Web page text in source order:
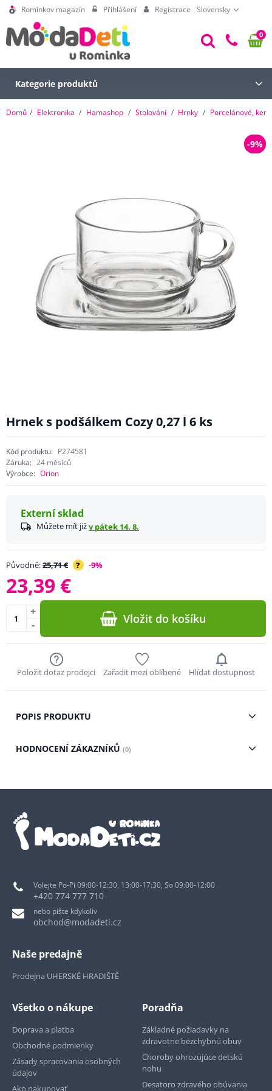
Rominkov magazín Přihlášení Registrace Slovensky
0
Kategorie produktů
Domů Elektronika Hamashop Stolování Hrnky Porcelánové,
-9%
Hrnek s podšálkem Cozy 0,27 l 6 ks
Kód produktu: P274581
Záruka: 24 měsíců
Výrobce: Orion
Externí sklad
Můžete mít jižv pátek 14. 8.
Původně:25,71 € ? -9%
23,39 €
-
+ Vložit do košíku
Položit dotaz prodejci Zařadit mezi oblíbené Hlídat dostupnost
POPIS PRODUKTU
HODNOCENÍ ZÁKAZNÍKŮ (0)
Volejte Po-Pi 09:00-12:30, 13:00-17:30, So 09:00-12:00
+420 774 777 710
nebo pište kdykoliv
obchod@modadeti.cz
Naše predajně
Prodejna UHERSKÉ HRADIŠTĚ
Všetko o nákupe
Doprava a platba
Obchodné podmienky
Zásady spracovania osobných
údajov
Ako nakupovať
Poradňa
Základné požiadavky na
zdravotne bezchybnú obuv
Choroby ohrozujúce detskú
nohu
Desatoro zdravého obúvania